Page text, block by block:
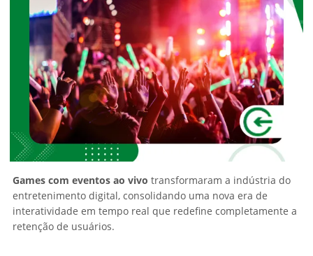
Games com eventos ao vivo transformaram a indústria do
entretenimento digital, consolidando uma nova era de
interatividade em tempo real que redefine completamente a
retenção de usuários.